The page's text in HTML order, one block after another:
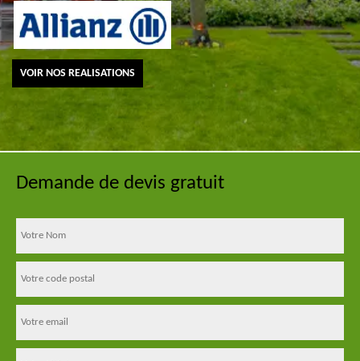
VOIR NOS REALISATIONS
Demande de devis gratuit